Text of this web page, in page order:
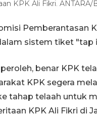
KPK Ali Fikri. ANTARA/
Pemberantasan
sistem tiket "tap
benar KPK
KPK segera
tahap telaah untuk
KPK Ali Fikri di